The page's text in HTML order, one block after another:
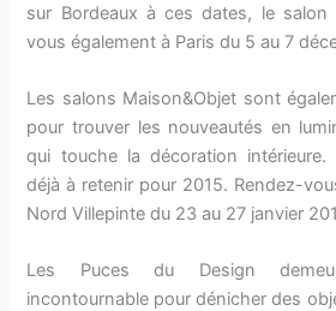
sur Bordeaux à ces dates, le
vous également à Paris du 5 au 7
Les salons Maison&Objet sont
pour trouver les nouveautés en
qui touche la décoration intérieure.
déjà à retenir pour 2015. Rendez-
Nord Villepinte du 23 au 27 janvier
Les Puces du Design
incontournable pour dénicher des